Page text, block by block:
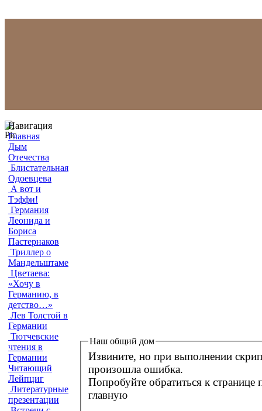
Навигация
Главная
Дым
Отечества
Блистательная
Одоевцева
А вот и
Тэффи!
Германия
Леонида и
Бориса
Пастернаков
Триллер о
Мандельштаме
Цветаева:
«Хочу в
Германию, в
детство…»
Лев Толстой в
Германии
Тютчевские
чтения в
Германии
Читающий
Лейпциг
Литературные
презентации
Наш общий дом
Извините, но при выполнении
произошла ошибка.
Попробуйте обратиться к странице позднее.
главную